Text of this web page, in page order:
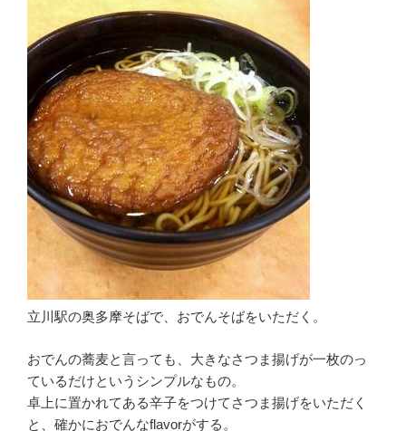
立川駅の奥多摩そばで、おでんそばをいただく。
おでんの蕎麦と言っても、大きなさつま揚げが一枚のっ
ているだけというシンプルなもの。
卓上に置かれてある辛子をつけてさつま揚げをいただく
と、確かにおでんなflavorがする。